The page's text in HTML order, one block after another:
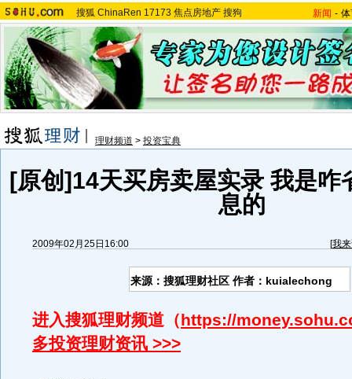
搜狐 ChinaRen 17173 焦点房地产 搜狗 新闻 -
理财频道 > 投资宝典
[原创]14天买房卖屋实录 我是咋
息的
2009年02月25日16:00 [我
来源：搜狐理财社区 作者：kuialechong
进入搜狐理财频道（https://
多投资理财资讯 >>>